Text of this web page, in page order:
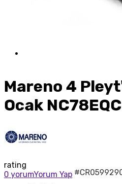
Mareno 4
Ocak NC78EQC
rating
0 yorumYorum Yap